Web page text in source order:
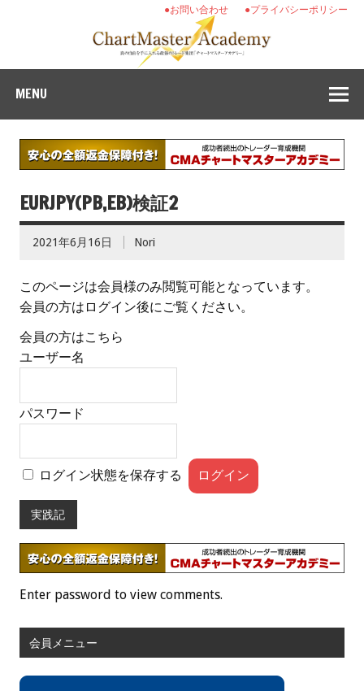
●プライバシーポリシー
●お問い合わせ
MENU
EURJPY(PB,EB)検証2
2021年6月16日 Nori
このページは会員様のみ閲覧可能となっています。
会員の方はログイン後にご覧ください。
会員の方はこちら
ユーザー名
パスワード
ログイン状態を保存する
実践記
Enter password to view comments.
会員メニュー